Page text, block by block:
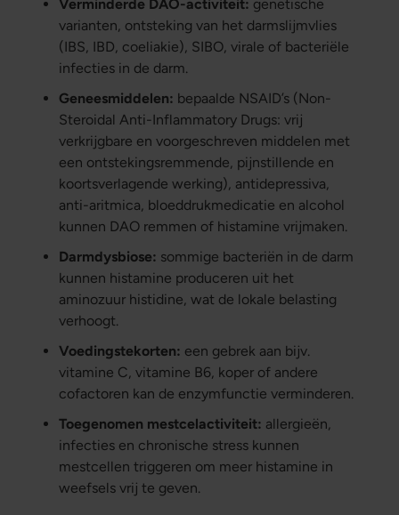
Verminderde DAO-activiteit: genetische
varianten, ontsteking van het darmslijmvlies
(IBS, IBD, coeliakie), SIBO, virale of bacteriële
infecties in de darm.
Geneesmiddelen: bepaalde NSAID’s (Non-
Steroidal Anti-Inflammatory Drugs: vrij
verkrijgbare en voorgeschreven middelen met
een ontstekingsremmende, pijnstillende en
koortsverlagende werking), antidepressiva,
anti-aritmica, bloeddrukmedicatie en alcohol
kunnen DAO remmen of histamine vrijmaken.
Darmdysbiose: sommige bacteriën in de darm
kunnen histamine produceren uit het
aminozuur histidine, wat de lokale belasting
verhoogt.
Voedingstekorten: een gebrek aan bijv.
vitamine C, vitamine B6, koper of andere
cofactoren kan de enzymfunctie verminderen.
Toegenomen mestcelactiviteit: allergieën,
infecties en chronische stress kunnen
mestcellen triggeren om meer histamine in
weefsels vrij te geven.